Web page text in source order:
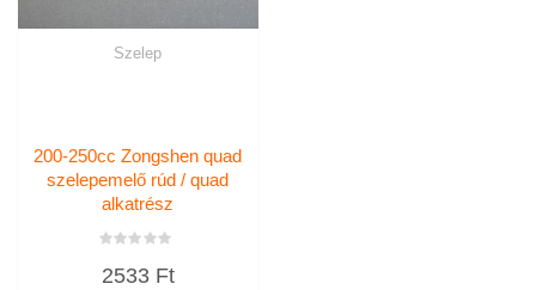
Szelep
200-250cc Zongshen quad
szelepemelő rúd / quad
alkatrész
0
2533 Ft